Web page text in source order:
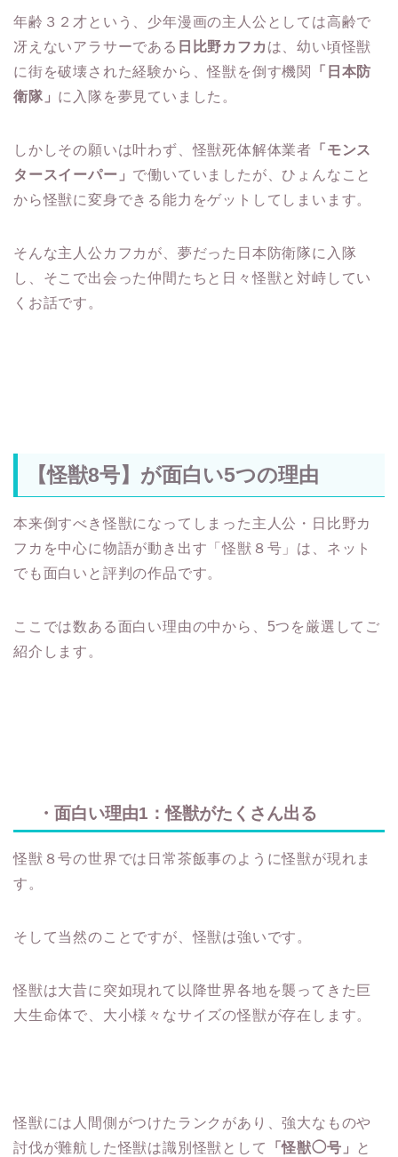
年齢３２才という、少年漫画の主人公としては高齢で
冴えないアラサーである 日比野カフカ は、幼い頃怪獣
に街を破壊された経験から、怪獣を倒す機関
「日本防
衛隊」 に入隊を夢見ていました。
しかしその願いは叶わず、怪獣死体解体業者 「モンス
タースイーパー」 で働いていましたが、ひょんなこと
から怪獣に変身できる能力をゲットしてしまいます。
そんな主人公カフカが、夢だった日本防衛隊に入隊
し、そこで出会った仲間たちと日々怪獣と対峙してい
くお話です。
【怪獣8号】が面白い5つの理由
本来倒すべき怪獣になってしまった主人公・日比野カ
フカを中心に物語が動き出す「怪獣８号」は、ネット
でも面白いと評判の作品です。
ここでは数ある面白い理由の中から、5つを厳選してご
紹介します。
・面白い理由1：怪獣がたくさん出る
怪獣８号の世界では日常茶飯事のように怪獣が現れま
す。
そして当然のことですが、怪獣は強いです。
怪獣は大昔に突如現れて以降世界各地を襲ってきた巨
大生命体で、大小様々なサイズの怪獣が存在します。
怪獣には人間側がつけたランクがあり、強大なものや
討伐が難航した怪獣は識別怪獣として
「怪獣◯号」
と